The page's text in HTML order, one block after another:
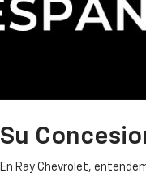
Su
En Ray Chevrolet,